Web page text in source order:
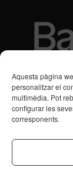
Aquesta pàgina
personalitzar el
multimèdia. Pot
configurar les
corresponents.
Subvencions
Programa de
Transtorns de